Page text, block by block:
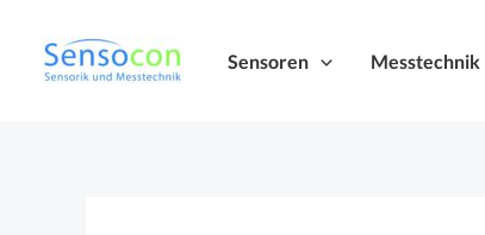
Inhalt
springen
Sensoren Messtechnik